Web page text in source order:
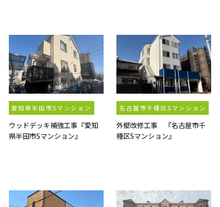
愛知県半田市Sマンション
ウッドデッキ補強工事『愛知
県半田市Sマンション』
名古屋市千種区Sマンション
外壁改修工事 『名古屋市千
種区Sマンション』